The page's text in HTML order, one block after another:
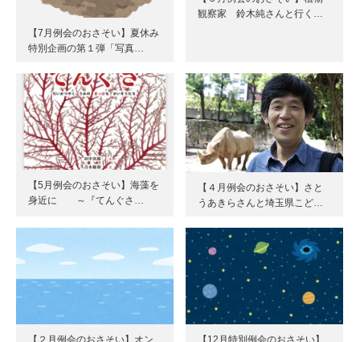
【7月例会のおさそい】夏休み
特別企画の第１弾「写真…
観察家 鈴木純さんと行く…
【5月例会のおさそい】海藻を
身近に ～『てんぐさ…
【４月例会のおさそい】さと
うあきらさんと埼玉県こど…
【２月例会のおさそい】オン
【12月特別例会のおさそい】